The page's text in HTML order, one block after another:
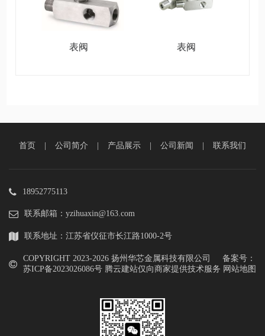
表阀 表阀
首页 | 公司简介 | 产品展示 | 公司新闻 | 联系我们
18952775113
联系邮箱：yzihuaxin@163.com
联系地址：江苏省仪征市长江路1000-2号
COPYRIGHT 2023-2026 扬州华芯金属科技有限公司 备案号：
苏ICP备2023026086号 腾云建站仅向商家提供技术服务 网站地图